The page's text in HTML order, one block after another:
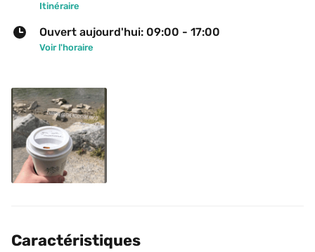
Itinéraire
Ouvert aujourd'hui: 09:00 - 17:00
Voir l'horaire
Caractéristiques